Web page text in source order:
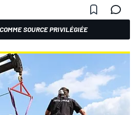
SOURCE PRIVILÉGIÉE